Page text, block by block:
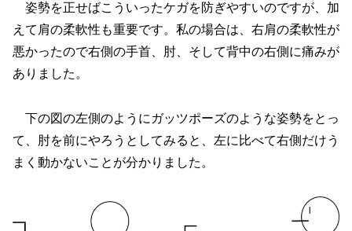
姿勢を正せばこういったケガを防ぎやすいのですが、加
えて肩の柔軟性も重要です。私の場合は、右肩の柔軟性が
悪かったので右側の手首、肘、そして背中の右側に痛みが
ありました。
下の図の左側のようにガッツポーズのような姿勢をとっ
て、肘を前にやろうとしてみると、左に比べて右側だけう
まく動かないことが分かりました。